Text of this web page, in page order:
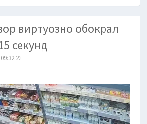
виртуозно обокрал
секунд